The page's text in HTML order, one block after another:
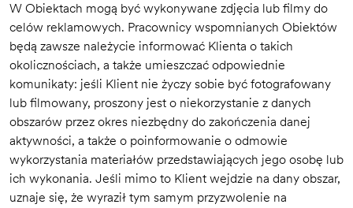
W Obiektach mogą być wykonywane zdjęcia lub filmy do
celów reklamowych. Pracownicy wspomnianych Obiektów
będą zawsze należycie informować Klienta o takich
okolicznościach, a także umieszczać odpowiednie
komunikaty: jeśli Klient nie życzy sobie być fotografowany
lub filmowany, proszony jest o niekorzystanie z danych
obszarów przez okres niezbędny do zakończenia danej
aktywności, a także o poinformowanie o odmowie
wykorzystania materiałów przedstawiających jego osobę lub
ich wykonania. Jeśli mimo to Klient wejdzie na dany obszar,
uznaje się, że wyraził tym samym przyzwolenie na